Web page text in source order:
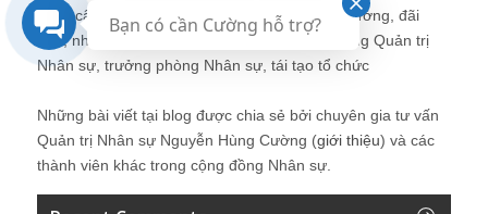
điểm cân bằng, tuyển dụng, đào tạo, lương thưởng, đãi
ngộ, nhân sự, tổ chức, cơ cấu tổ chức, hệ thống Quản trị
Nhân sự, trưởng phòng Nhân sự, tái tạo tổ chức
Những bài viết tại blog được chia sẻ bởi chuyên gia tư vấn
Quản trị Nhân sự Nguyễn Hùng Cường (giới thiệu) và các
thành viên khác trong cộng đồng Nhân sự.
Bạn có cần Cường hỗ trợ?